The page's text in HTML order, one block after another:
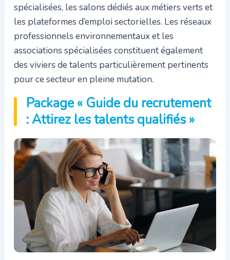
spécialisées, les salons dédiés aux métiers verts et
les plateformes d’emploi sectorielles. Les réseaux
professionnels environnementaux et les
associations spécialisées constituent également
des viviers de talents particulièrement pertinents
pour ce secteur en pleine mutation.
Package « Guide du recrutement
: Attirez les talents qualifiés »